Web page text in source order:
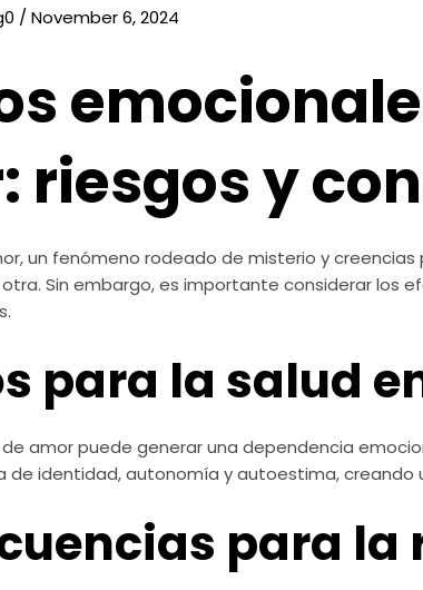
/November 6, 2024
riesgos y
un fenómeno rodeado de misterio y
Sin embargo, es importante considerar
para la salud
de amor puede generar una dependencia
de identidad, autonomía y autoestima,
para la